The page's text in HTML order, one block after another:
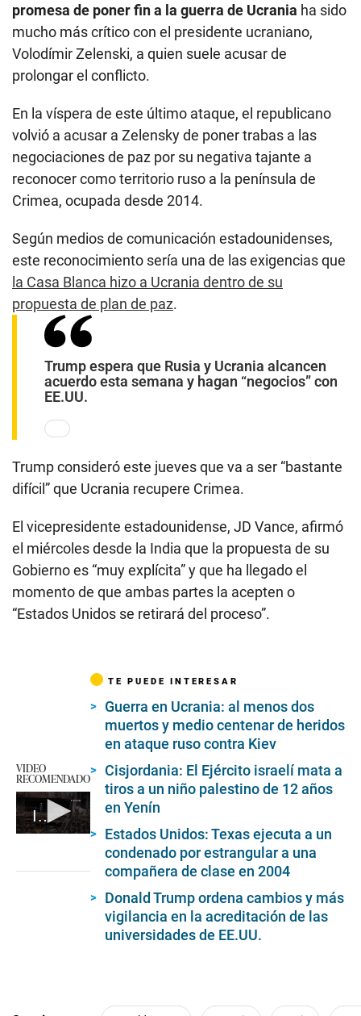
promesa de poner fin a la guerra de Ucrania ha sido
mucho más crítico con el presidente ucraniano,
Volodímir Zelenski, a quien suele acusar de
prolongar el conflicto.
En la víspera de este último ataque, el republicano
volvió a acusar a Zelensky de poner trabas a las
negociaciones de paz por su negativa tajante a
reconocer como territorio ruso a la península de
Crimea, ocupada desde 2014.
Según medios de comunicación estadounidenses,
este reconocimiento sería una de las exigencias que
la Casa Blanca hizo a Ucrania dentro de su
propuesta de plan de paz.
Trump espera que Rusia y Ucrania alcancen
acuerdo esta semana y hagan “negocios” con
EE.UU.
Trump consideró este jueves que va a ser “bastante
difícil” que Ucrania recupere Crimea.
El vicepresidente estadounidense, JD Vance, afirmó
el miércoles desde la India que la propuesta de su
Gobierno es “muy explícita” y que ha llegado el
momento de que ambas partes la acepten o
“Estados Unidos se retirará del proceso”.
VIDEO
RECOMENDADO
Iniciaron conversaciones entre EE.UU. y Ucrania; Rusia espera negociaciones “difíciles”
TE PUEDE INTERESAR
Guerra en Ucrania: al menos dos
muertos y medio centenar de heridos
en ataque ruso contra Kiev
Cisjordania: El Ejército israelí mata a
tiros a un niño palestino de 12 años
en Yenín
Estados Unidos: Texas ejecuta a un
condenado por estrangular a una
compañera de clase en 2004
Donald Trump ordena cambios y más
vigilancia en la acreditación de las
universidades de EE.UU.